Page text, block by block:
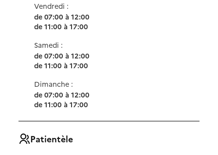
Vendredi :
de 07:00 à 12:00
de 11:00 à 17:00
Samedi :
de 07:00 à 12:00
de 11:00 à 17:00
Dimanche :
de 07:00 à 12:00
de 11:00 à 17:00
Patientèle